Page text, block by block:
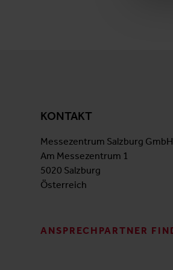
KONTAKT
Messezentrum Salzburg GmbH
Am Messezentrum 1
5020 Salzburg
Österreich
ANSPRECHPARTNER